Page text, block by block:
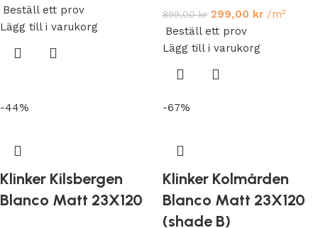
Beställ ett prov
Lägg till i varukorg
899,00kr 299,00 kr /m²
Beställ ett prov
Lägg till i varukorg
-44%
Klinker Kilsbergen
Blanco Matt 23X120
-67%
Klinker Kolmården
Blanco Matt 23X120
(shade B)